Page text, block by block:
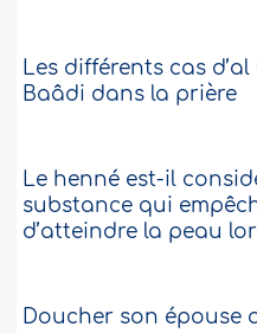
Les différents cas
Baâdi dans la prière
Le henné est-il
substance qui
d’atteindre la peau
Doucher son épouse